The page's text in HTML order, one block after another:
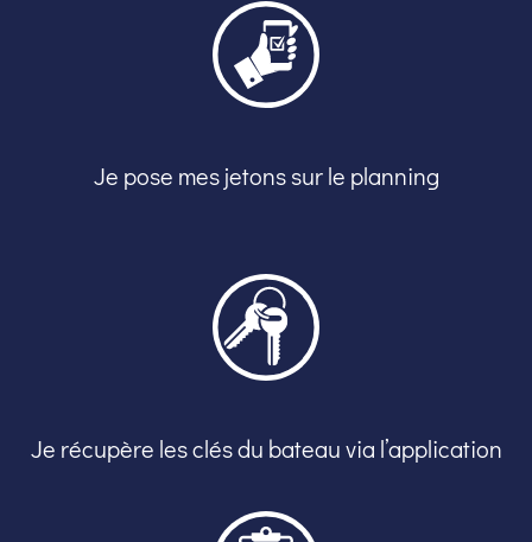
Je pose mes jetons sur le planning
Je récupère les clés du bateau via l’application